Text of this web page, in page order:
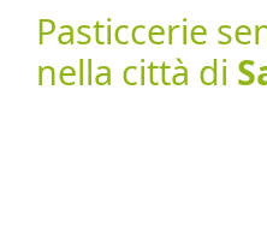
Pasticcerie
nella città di